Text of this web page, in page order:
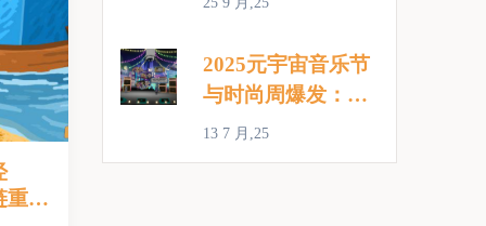
重构
2025元宇宙音乐节
与时尚周爆发：虚
拟演出和数字时尚
13 7 月,25